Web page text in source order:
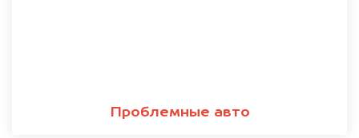
Проблемные авто